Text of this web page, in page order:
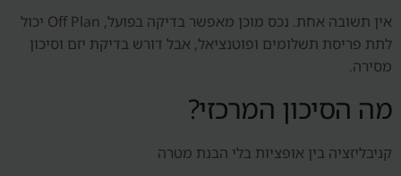
אין תשובה אחת. נכס מוכן מאפשר בדיקה בפועל, Off Plan יכול
לתת פריסת תשלומים ופוטנציאל, אבל דורש בדיקת יזם וסיכון
מסירה.
מה הסיכון המרכזי?
קניבליזציה בין אופציות בלי הבנת מטרה